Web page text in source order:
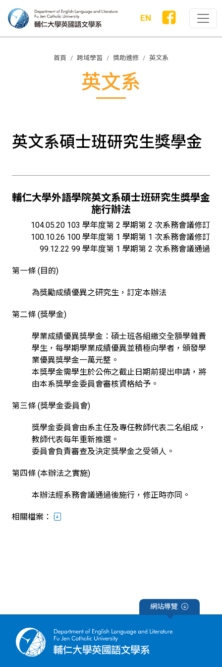
EN
首頁 跨域學習 獎助進修 英文系
英文系
英文系碩士班研究生獎學金
輔仁大學外語學院英文系碩士班研究生獎學金
施行辦法
104.05.20 103 學年度第 2 學期第 2 次系務會議修訂
100.10.26 100 學年度第 1 學期第 1 次系務會議修訂
99.12.22 99 學年度第 1 學期第 2 次系務會議通過
第一條 (目的)
為獎勵成績優異之研究生，訂定本辦法
第二條 (獎學金)
學業成績優異獎學金：碩士班各組繳交全額學雜費
學生，每學期學業成績優異並積極向學者，頒發學
業優異獎學金一萬元整。
本獎學金需學生於公佈之截止日期前提出申請，將
由本系獎學金委員會審核資格給予。
第三條 (獎學金委員會)
獎學金委員會由系主任及專任教師代表二名組成，
教師代表每年重新推選。
委員會負責審查及決定獎學金之受領人。
第四條 (本辦法之實施)
本辦法經系務會議通過後施行，修正時亦同。
相關檔案：
網站導覽